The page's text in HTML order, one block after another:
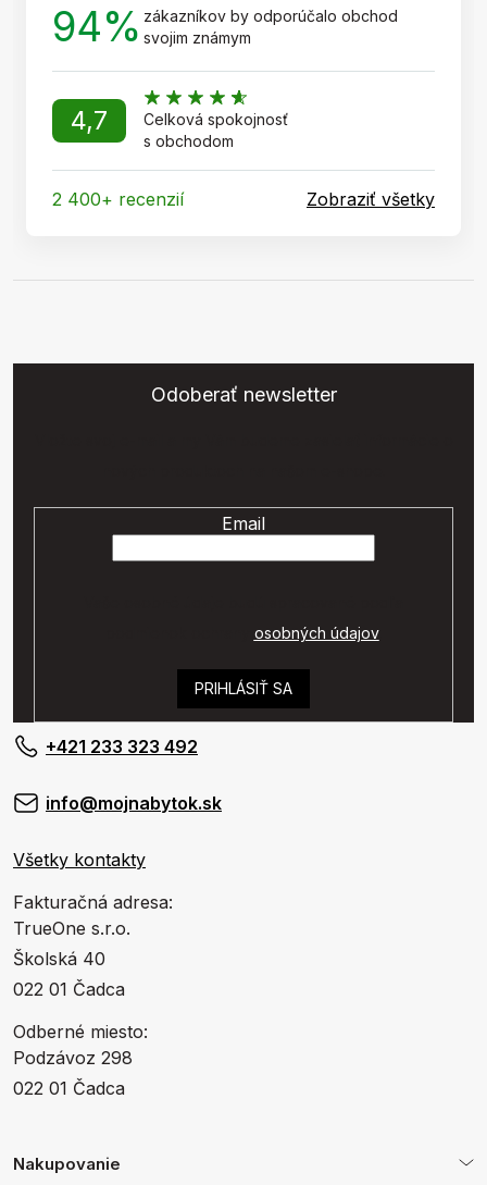
94% zákazníkov by odporúčalo obchod
svojim známym
4,7
Celková spokojnosť
s obchodom
2 400+ recenzií Zobraziť všetky
Odoberať newsletter
Email
osobných údajov.
PRIHLÁSIŤ SA
+421 233 323 492
info@mojnabytok.sk
Všetky kontakty
Fakturačná adresa:
TrueOne s.r.o.
Školská 40
022 01 Čadca
Odberné miesto:
Podzávoz 298
022 01 Čadca
Nakupovanie